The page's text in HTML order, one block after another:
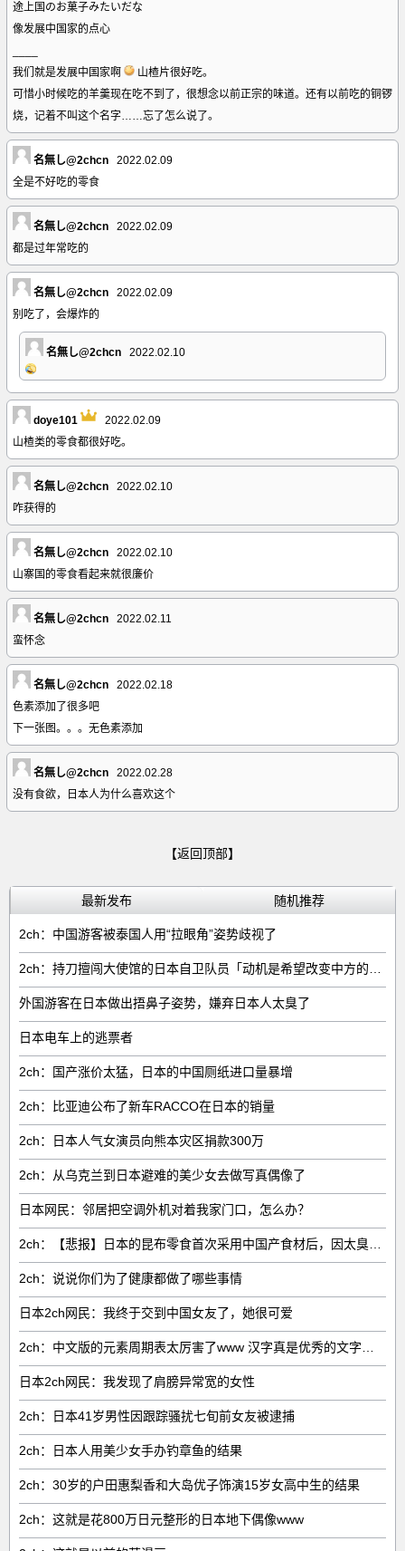
途上国のお菓子みたいだな
像发展中国家的点心
我们就是发展中国家啊
山楂片很好吃。
可惜小时候吃的羊羹现在吃不到了，很想念以前正宗的味道。还有以前吃的铜锣
烧，记着不叫这个名字……忘了怎么说了。
名無し@2chcn
2022.02.09
全是不好吃的零食
名無し@2chcn
2022.02.09
都是过年常吃的
名無し@2chcn
2022.02.09
别吃了，会爆炸的
名無し@2chcn 2022.02.10
doye101
2022.02.09
山楂类的零食都很好吃。
名無し@2chcn
2022.02.10
咋获得的
名無し@2chcn
2022.02.10
山寨国的零食看起来就很廉价
名無し@2chcn
2022.02.11
蛮怀念
名無し@2chcn
2022.02.18
色素添加了很多吧
下一张图。。。无色素添加
名無し@2chcn
2022.02.28
没有食欲，日本人为什么喜欢这个
【返回顶部】
最新发布 随机推荐
2ch：中国游客被泰国人用“拉眼角”姿势歧视了
外国游客在日本做出捂鼻子姿势，嫌弃日本人太臭了
日本电车上的逃票者
2ch：国产涨价太猛，日本的中国厕纸进口量暴增
2ch：比亚迪公布了新车RACCO在日本的销量
2ch：日本人气女演员向熊本灾区捐款300万
2ch：从乌克兰到日本避难的美少女去做写真偶像了
日本网民：邻居把空调外机对着我家门口，怎么办？
2ch：说说你们为了健康都做了哪些事情
日本2ch网民：我终于交到中国女友了，她很可爱
日本2ch网民：我发现了肩膀异常宽的女性
2ch：日本41岁男性因跟踪骚扰七旬前女友被逮捕
2ch：日本人用美少女手办钓章鱼的结果
2ch：30岁的户田惠梨香和大岛优子饰演15岁女高中生的结果
2ch：这就是花800万日元整形的日本地下偶像www